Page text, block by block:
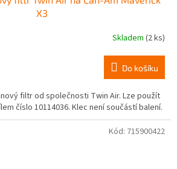
X3
Skladem (2 ks)
Do košíku
filtr od společnosti Twin Air. Lze použít
číslo 10114036. Klec není součástí balení.
Kód: 715900422